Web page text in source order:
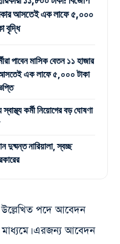
আসতেই এক লাফে ৫,০০০
বৃদ্ধি
পাবেন মাসিক বেতন ১১ হাজার
আসতেই এক লাফে ৫,০০০ টাকা
কর্মী নিয়োগের বড় ঘোষণা
দুষ্মন্ত নারিয়ালা, স্বচ্ছ
পদে আবেদন
এরজন্য আবেদন